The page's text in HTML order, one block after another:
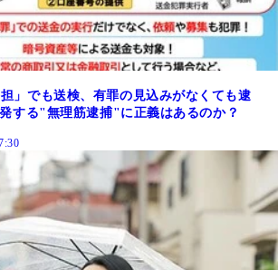
担」でも送検、有罪の見込みがなくても逮
する"無理筋逮捕"に正義はあるのか？